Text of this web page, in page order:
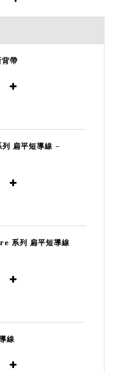
帶
扁平短導線 –
系列 扁平短導線
線